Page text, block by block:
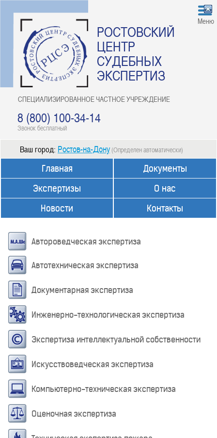
РОСТОВСКИЙ
ЦЕНТР
СУДЕБНЫХ
ЭКСПЕРТИЗ
СПЕЦИАЛИЗИРОВАННОЕ ЧАСТНОЕ УЧРЕЖДЕНИЕ
8 (800) 100-34-14
Звонок бесплатный
Меню
Ваш город: Ростов-на-Дону (Определен автоматически)
Главная
Экспертизы
Новости
Документы
О нас
Контакты
Автороведческая экспертиза
Автотехническая экспертиза
Документарная экспертиза
Инженерно-технологическая экспертиза
Экспертиза интеллектуальной собственности
Искусствоведческая экспертиза
Компьютерно-техническая экспертиза
Оценочная экспертиза